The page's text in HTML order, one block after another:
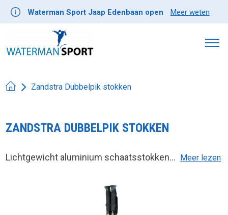
Waterman Sport Jaap Edenbaan open Meer weten
Zandstra Dubbelpik stokken
ZANDSTRA DUBBELPIK STOKKEN
Lichtgewicht aluminium schaatsstokken... Meer lezen
Product image slideshow Items